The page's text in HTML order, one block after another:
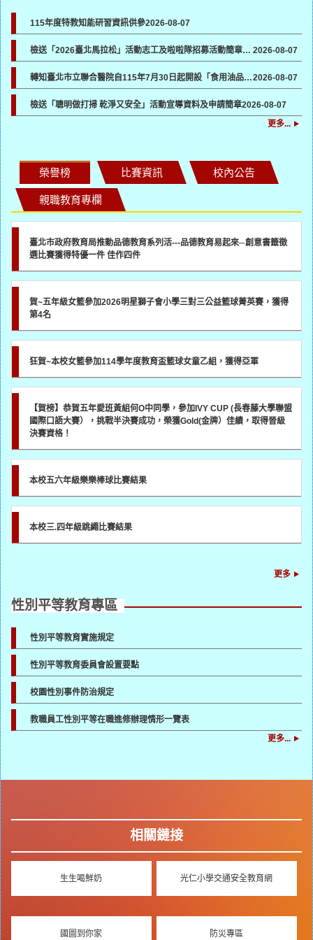
115年度特教知能研習資訊供參2026-08-07
檢送「2026臺北馬拉松」活動志工及啦啦隊招募活動簡章及報名表各1份，請貴機關協助於所屬管道宣傳並鼓勵踴躍報名參加 2026-08-07
轉知臺北市立聯合醫院自115年7月30日起開設「食用油品健康諮詢門診」一案，請各校（園）協助向所屬教職員工生宣導2026-08-07
檢送「聰明做打掃 乾淨又安全」活動宣導資料及申請簡章2026-08-07
更多...
榮譽榜 比賽資訊 校內公告
親職教育專欄
臺北市政府教育局推動品德教育系列活---品德教育易起來─創意書籤徵
選比賽獲得特優一件 佳作四件
賀~五年級女籃參加2026明星獅子會小學三對三公益籃球菁英賽，獲得
第4名
狂賀~本校女籃參加114學年度教育盃籃球女童乙組，獲得亞軍
【賀榜】恭賀五年愛班黃組何O中同學，參加IVY CUP (長春藤大學聯盟
國際口語大賽），挑戰半決賽成功，榮獲Gold(金牌）佳績，取得晉級
決賽資格！
本校五六年級樂樂棒球比賽結果
本校三.四年級跳繩比賽結果
更多
性別平等教育專區
性別平等教育實施規定
性別平等教育委員會設置要點
校園性別事件防治規定
教職員工性別平等在職進修辦理情形一覽表
更多...
相關鏈接
生生喝鮮奶 光仁小學交通安全教育網
國圖到你家 防災專區